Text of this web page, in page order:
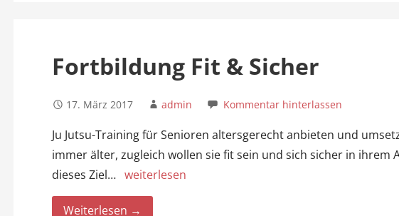
Fortbildung Fit & Sicher
17. März 2017 admin Kommentar hinterlassen
Ju Jutsu-Training für Senioren altersgerecht anbieten und
immer älter, zugleich wollen sie fit sein und sich sicher in ihrem
dieses Ziel… weiterlesen
Weiterlesen →